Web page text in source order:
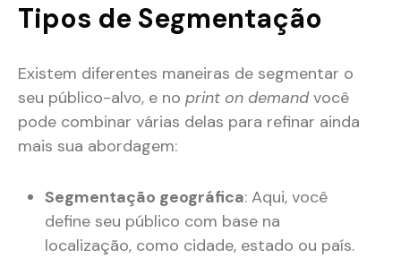
Tipos de Segmentação
Existem diferentes maneiras de segmentar o
seu público-alvo, e no print on demandvocê
pode combinar várias delas para refinar ainda
mais sua abordagem:
Segmentação geográfica: Aqui, você
define seu público com base na
localização, como cidade, estado ou país.